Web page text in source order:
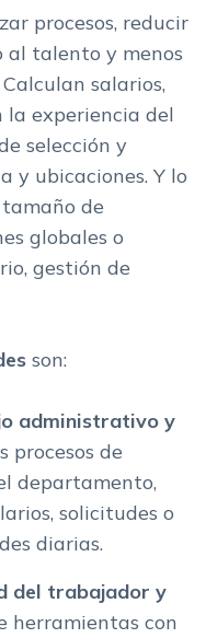
software RRHH?
elegir un programa de
humanos para tu
procesos, reducir
al talento y menos
salarios,
experiencia del
selección y
y ubicaciones. Y lo
de
globales o
gestión de
son:
administrativo y
procesos de
departamento,
solicitudes o
diarias.
del trabajador y
herramientas con